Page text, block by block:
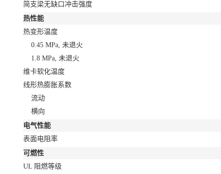
简支梁无缺口冲击强度
热性能
热变形温度
0.45 MPa, 未退火
1.8 MPa, 未退火
维卡软化温度
线形热膨胀系数
流动
横向
电气性能
表面电阻率
可燃性
UL 阻燃等级